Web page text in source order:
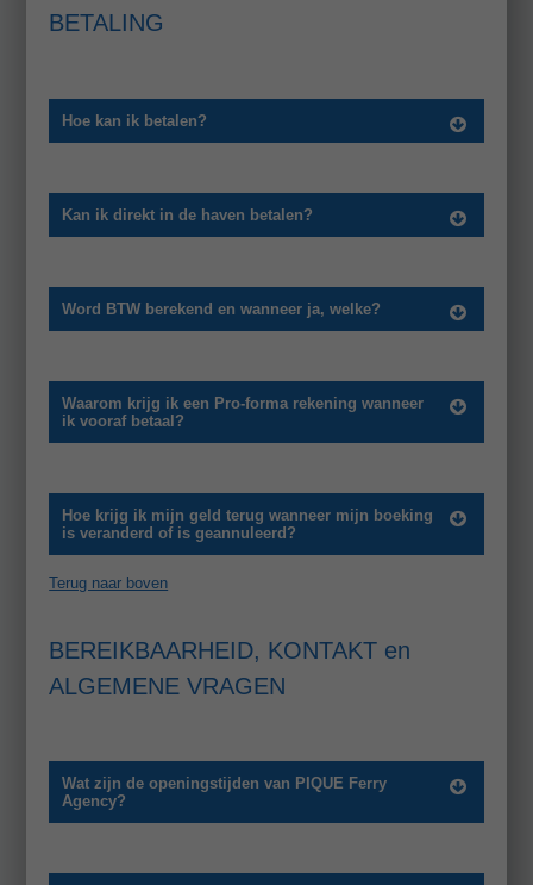
BETALING
Hoe kan ik betalen?
Kan ik direkt in de haven betalen?
Word BTW berekend en wanneer ja, welke?
Waarom krijg ik een Pro-forma rekening wanneer
ik vooraf betaal?
Hoe krijg ik mijn geld terug wanneer mijn boeking
is veranderd of is geannuleerd?
Terug naar boven
BEREIKBAARHEID, KONTAKT en
ALGEMENE VRAGEN
Wat zijn de openingstijden van PIQUE Ferry
Agency?